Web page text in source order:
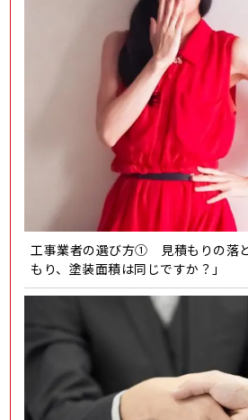
工事業者の選び方① 見積もりの落
もり、塗装面積は同じですか？」